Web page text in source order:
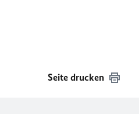
Seite drucken